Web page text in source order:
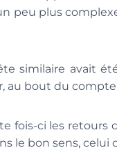
peu plus
similaire avait
au bout du
fois-ci les
le bon sens, celui